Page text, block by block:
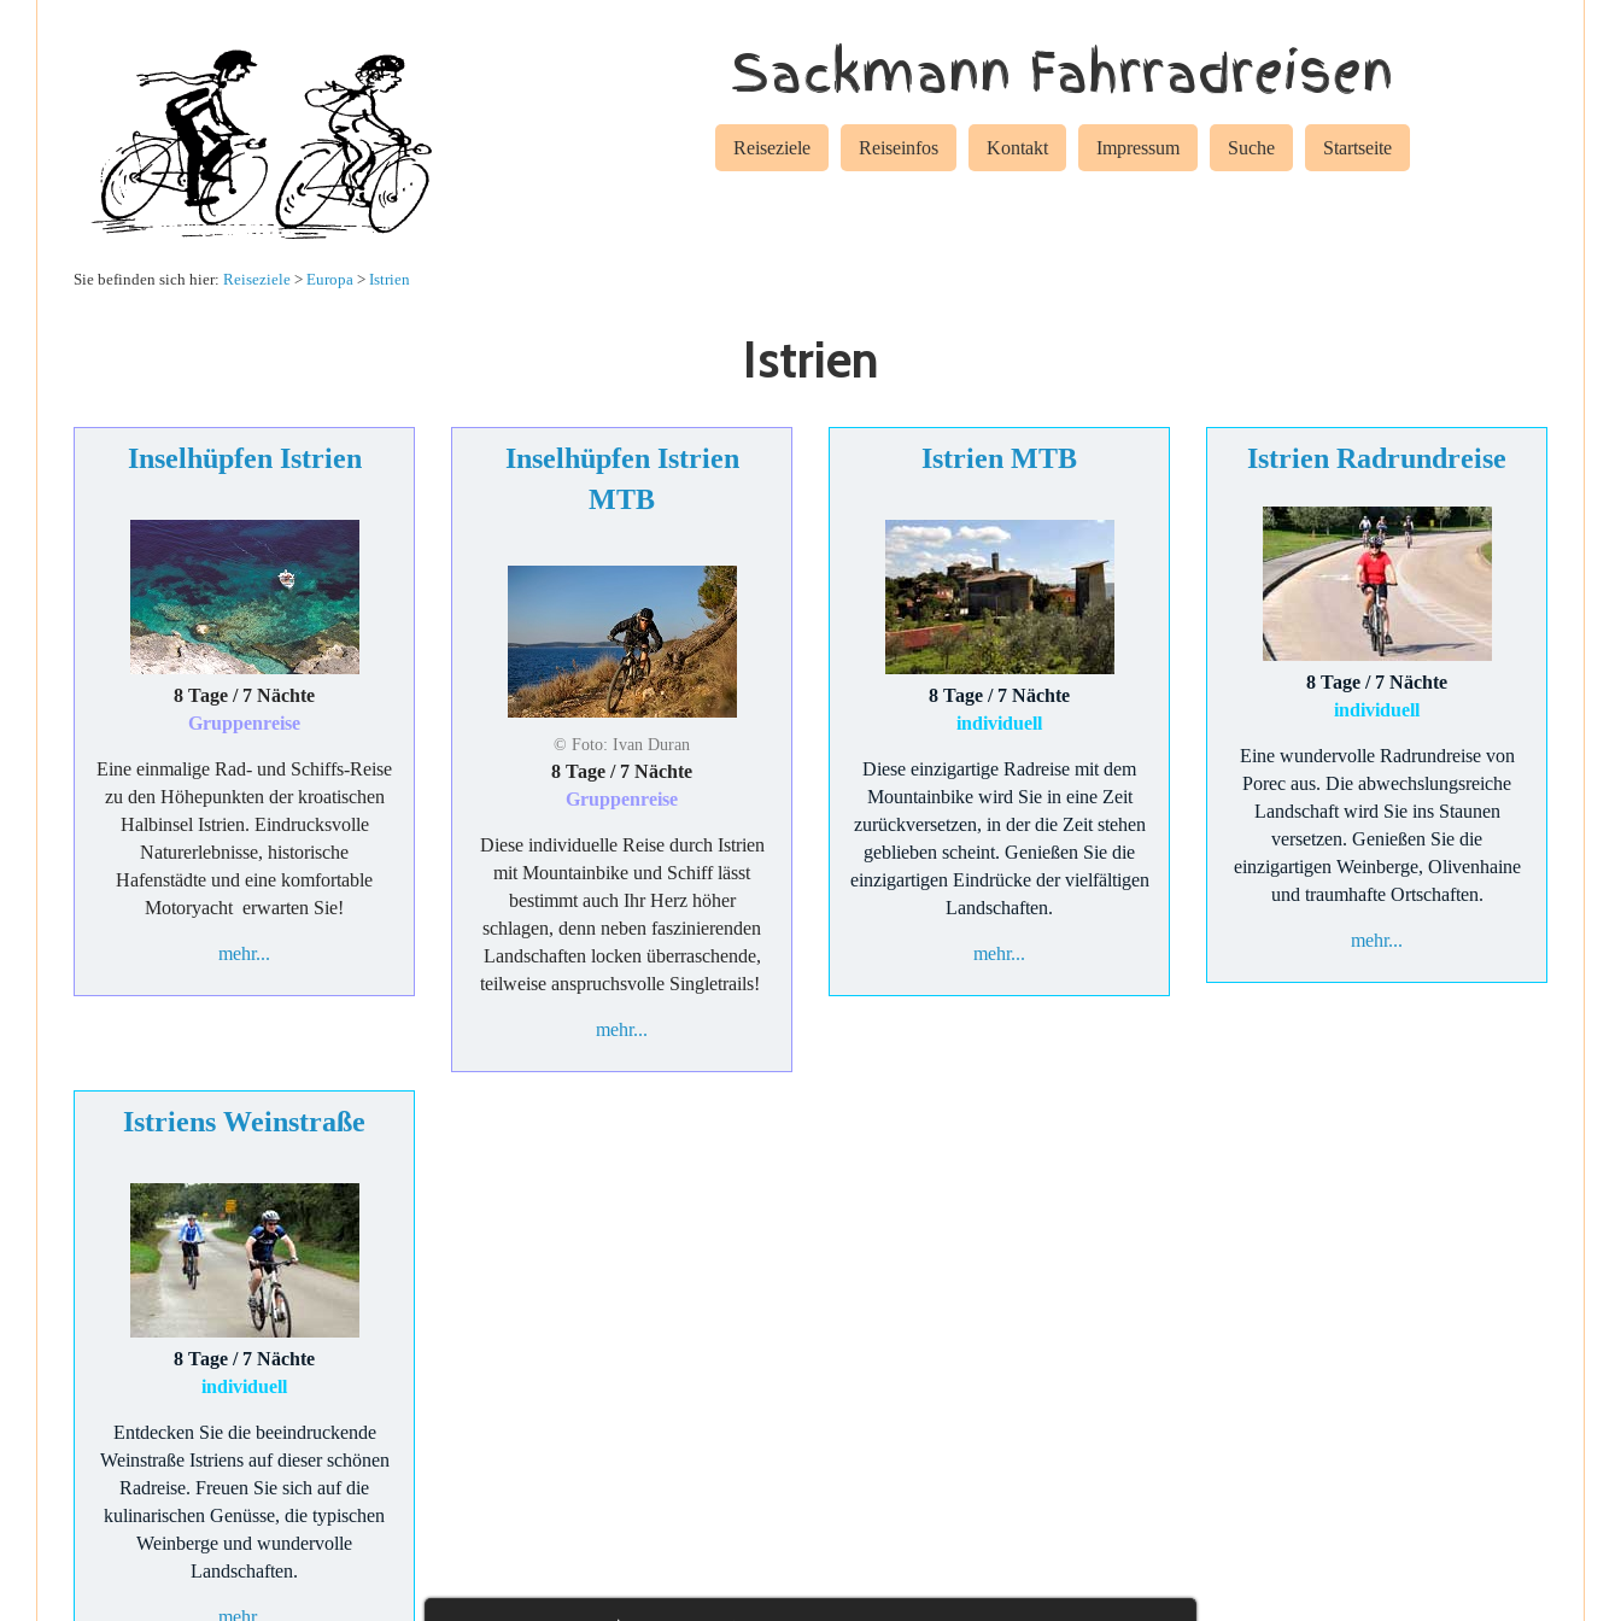
Sackmann Fahrradreisen
Reiseziele Reiseinfos Kontakt Impressum Suche Startseite
Sie befinden sich hier: Reiseziele > Europa > Istrien
Istrien
Inselhüpfen Istrien
8 Tage / 7 Nächte
Gruppenreise
Eine einmalige Rad- und Schiffs-Reise
zu den Höhepunkten der kroatischen
Halbinsel Istrien. Eindrucksvolle
Naturerlebnisse, historische
Hafenstädte und eine komfortable
Motoryacht erwarten Sie!
mehr...
Inselhüpfen Istrien
MTB
© Foto: Ivan Duran
8 Tage / 7 Nächte
Gruppenreise
Diese individuelle Reise durch Istrien
mit Mountainbike und Schiff lässt
bestimmt auch Ihr Herz höher
schlagen, denn neben faszinierenden
Landschaften locken überraschende,
teilweise anspruchsvolle Singletrails!
mehr...
Istrien MTB
8 Tage / 7 Nächte
individuell
Diese einzigartige Radreise mit dem
Mountainbike wird Sie in eine Zeit
zurückversetzen, in der die Zeit stehen
geblieben scheint. Genießen Sie die
einzigartigen Eindrücke der vielfältigen
Landschaften.
mehr...
Istrien Radrundreise
8 Tage / 7 Nächte
individuell
Eine wundervolle Radrundreise von
Porec aus. Die abwechslungsreiche
Landschaft wird Sie ins Staunen
versetzen. Genießen Sie die
einzigartigen Weinberge, Olivenhaine
und traumhafte Ortschaften.
mehr...
Istriens Weinstraße
8 Tage / 7 Nächte
individuell
Entdecken Sie die beeindruckende
Weinstraße Istriens auf dieser schönen
Radreise. Freuen Sie sich auf die
kulinarischen Genüsse, die typischen
Weinberge und wundervolle
Landschaften.
mehr...